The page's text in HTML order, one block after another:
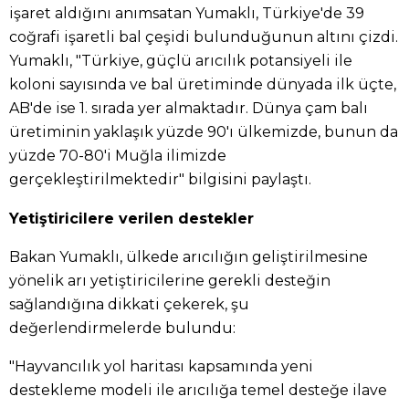
işaret aldığını anımsatan Yumaklı, Türkiye'de 39
coğrafi işaretli bal çeşidi bulunduğunun altını çizdi.
Yumaklı, "Türkiye, güçlü arıcılık potansiyeli ile
koloni sayısında ve bal üretiminde dünyada ilk üçte,
AB'de ise 1. sırada yer almaktadır. Dünya çam balı
üretiminin yaklaşık yüzde 90'ı ülkemizde, bunun da
yüzde 70-80'i Muğla ilimizde
gerçekleştirilmektedir" bilgisini paylaştı.
Yetiştiricilere verilen destekler
Bakan Yumaklı, ülkede arıcılığın geliştirilmesine
yönelik arı yetiştiricilerine gerekli desteğin
sağlandığına dikkati çekerek, şu
değerlendirmelerde bulundu:
"Hayvancılık yol haritası kapsamında yeni
destekleme modeli ile arıcılığa temel desteğe ilave